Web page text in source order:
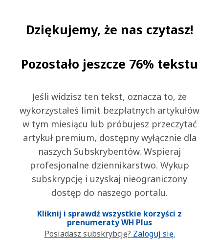
Dziękujemy, że nas czytasz!
Pozostało jeszcze 76% tekstu
Jeśli widzisz ten tekst, oznacza to, że
wykorzystałeś limit bezpłatnych artykułów
w tym miesiącu lub próbujesz przeczytać
artykuł premium, dostępny wyłącznie dla
naszych Subskrybentów. Wspieraj
profesjonalne dziennikarstwo. Wykup
subskrypcję i uzyskaj nieograniczony
dostęp do naszego portalu.
Kliknij i sprawdź wszystkie korzyści z
prenumeraty WH Plus
Posiadasz subskrybcję? Zaloguj się.